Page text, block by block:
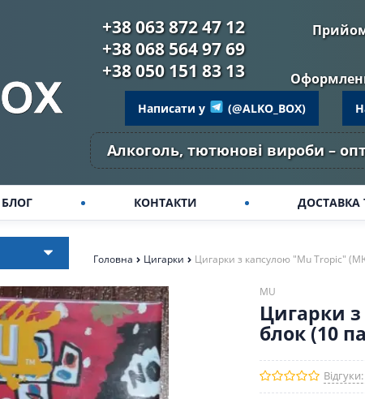
+38 063 872 47 12
+38 068 564 97 69
+38 050 151 83 13
Написати у (@ALKO_BOX)
Алкоголь, тютюнові вироби –
БЛОГ КОНТАКТИ ДОСТАВКА
Головна Цигарки Цигарки з капсулою "Mu Tropic"
MU
Цигарки
блок (10